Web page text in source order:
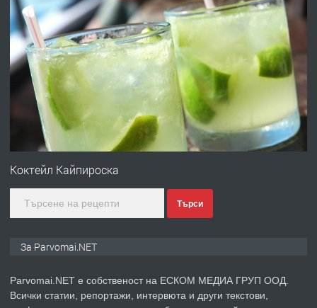
преди 1 година
ПРЕДЛАГА Работа за общи работници
преди 1 година
ПРЕДЛАГА
Първи поход "По стъпките на Ангел
преди 1 година
Коктейл Кайпироска
Търси
За Parvomai.NET
Parvomai.NET е собственост на ЕСКОМ МЕДИА ГРУП ООД.
Всички статии, репортажи, интервюта и други текстови,